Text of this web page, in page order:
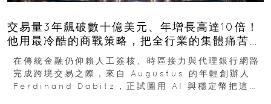
交易量3年飆破數十億美元、年增長高達10倍！
他用最冷酷的商戰策略，把全行業的集體痛苦榨
成百億金庫
在傳統金融仍仰賴人工簽核、時區接力與代理銀行網路
完成跨境交易之際，來自 Augustus 的年輕創辦人
Ferdinand Dabitz，正試圖用 AI 與穩定幣把這套